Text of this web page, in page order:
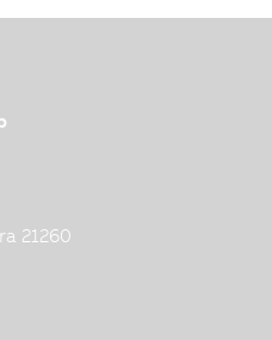
21260